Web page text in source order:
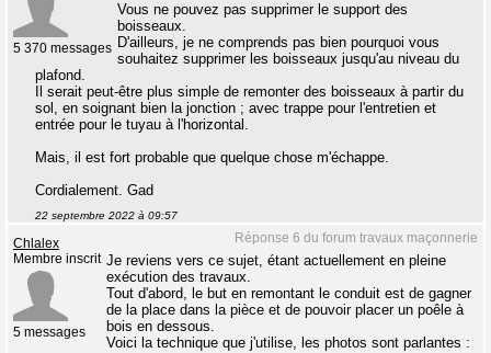
5 370 messages
Vous ne pouvez pas supprimer le support des
boisseaux.
D'ailleurs, je ne comprends pas bien pourquoi vous
souhaitez supprimer les boisseaux jusqu'au niveau du
plafond.
Il serait peut-être plus simple de remonter des boisseaux à partir du
sol, en soignant bien la jonction ; avec trappe pour l'entretien et
entrée pour le tuyau à l'horizontal.
Mais, il est fort probable que quelque chose m'échappe.
Cordialement. Gad
22 septembre 2022 à 09:57
Réponse 6 du forum travaux maçonnerie
Chlalex
Membre inscrit
5 messages
Je reviens vers ce sujet, étant actuellement en pleine
exécution des travaux.
Tout d'abord, le but en remontant le conduit est de gagner
de la place dans la pièce et de pouvoir placer un poêle à
bois en dessous.
Voici la technique que j'utilise, les photos sont parlantes :